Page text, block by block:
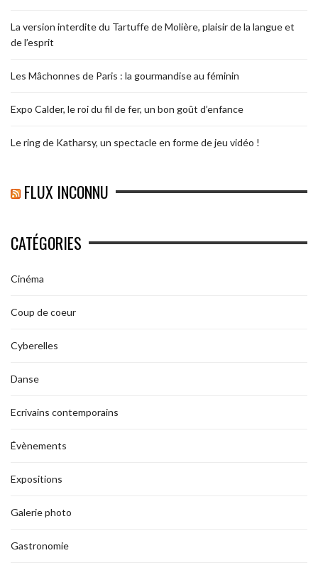
La version interdite du Tartuffe de Molière, plaisir de la langue et
de l’esprit
Les Mâchonnes de Paris : la gourmandise au féminin
Expo Calder, le roi du fil de fer, un bon goût d’enfance
Le ring de Katharsy, un spectacle en forme de jeu vidéo !
FLUX INCONNU
CATÉGORIES
Cinéma
Coup de coeur
Cyberelles
Danse
Ecrivains contemporains
Évènements
Expositions
Galerie photo
Gastronomie